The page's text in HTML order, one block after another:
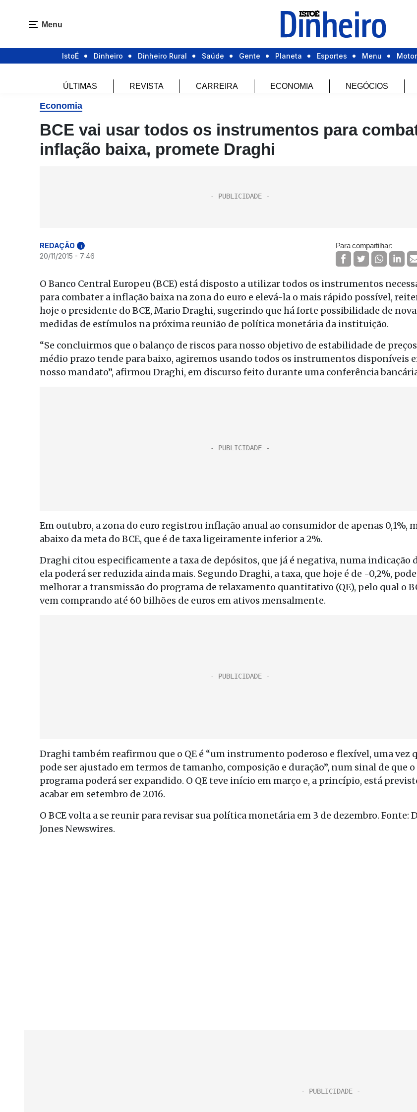
Menu
IstoÉ Dinheiro Dinheiro Rural Saúde Gente Planeta Esportes Menu
ÚLTIMAS REVISTA CARREIRA ECONOMIA NEGÓCIOS
Economia
BCE vai usar todos os instrumentos para
inflação baixa, promete Draghi
REDAÇÃO i
20/11/2015 - 7:46
Para compartilhar:
O Banco Central Europeu (BCE) está disposto a utilizar todos os instrumentos
para combater a inflação baixa na zona do euro e elevá-la o mais rápido possível,
hoje o presidente do BCE, Mario Draghi, sugerindo que há forte possibilidade de
medidas de estímulos na próxima reunião de política monetária da instituição.
“Se concluirmos que o balanço de riscos para nosso objetivo de estabilidade de
médio prazo tende para baixo, agiremos usando todos os instrumentos disponíveis
nosso mandato”, afirmou Draghi, em discurso feito durante uma conferência
Em outubro, a zona do euro registrou inflação anual ao consumidor de apenas 0,1%,
abaixo da meta do BCE, que é de taxa ligeiramente inferior a 2%.
Draghi citou especificamente a taxa de depósitos, que já é negativa, numa indicação
ela poderá ser reduzida ainda mais. Segundo Draghi, a taxa, que hoje é de -0,2%, pode
melhorar a transmissão do programa de relaxamento quantitativo (QE), pelo qual o
vem comprando até 60 bilhões de euros em ativos mensalmente.
Draghi também reafirmou que o QE é “um instrumento poderoso e flexível, uma vez
pode ser ajustado em termos de tamanho, composição e duração”, num sinal de que o
programa poderá ser expandido. O QE teve início em março e, a princípio, está
acabar em setembro de 2016.
O BCE volta a se reunir para revisar sua política monetária em 3 de dezembro. Fonte:
Jones Newswires.